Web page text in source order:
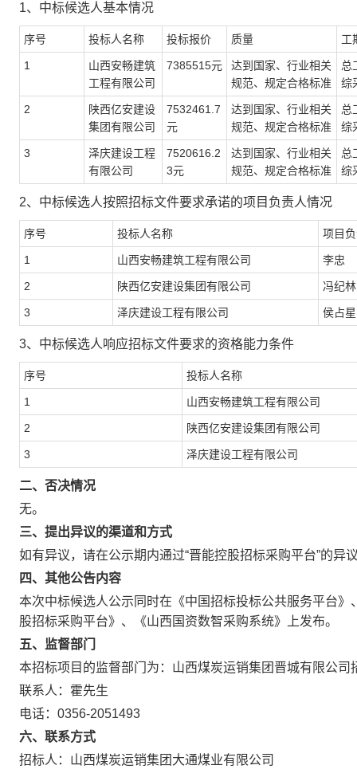
1、中标候选人基本情况
序号 投标人名称 投标报价 质量 工
1
山西安畅建筑
工程有限公司
7385515元
达到国家、行业相关
规范、规定合格标准
总
综
2
陕西亿安建设
集团有限公司
7532461.7
元
达到国家、行业相关
规范、规定合格标准
总
综
3
泽庆建设工程
有限公司
7520616.2
3元
达到国家、行业相关
规范、规定合格标准
总
综
2、中标候选人按照招标文件要求承诺的项目负责人情况
序号 投标人名称 项目
1 山西安畅建筑工程有限公司 李忠
2 陕西亿安建设集团有限公司 冯纪林
3 泽庆建设工程有限公司 侯占星
3、中标候选人响应招标文件要求的资格能力条件
序号 投标人名称
1 山西安畅建筑工程有限公司
2 陕西亿安建设集团有限公司
3 泽庆建设工程有限公司
二、否决情况
无。
三、提出异议的渠道和方式
如有异议，请在公示期内通过“晋能控股招标采购平台”的
四、其他公告内容
本次中标候选人公示同时在《中国招标投标公共服务平台
股招标采购平台》、《山西国资数智采购系统》上发布。
五、监督部门
本招标项目的监督部门为：山西煤炭运销集团晋城有限公司
联系人：霍先生
电话：0356-2051493
六、联系方式
招标人：山西煤炭运销集团大通煤业有限公司